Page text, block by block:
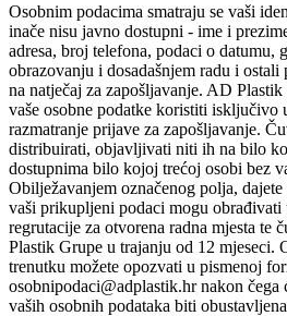
Osobnim podacima smatraju se vaši
inače nisu javno dostupni - ime i
adresa, broj telefona, podaci o datumu,
obrazovanju i dosadašnjem radu i
na natječaj za zapošljavanje. AD
vaše osobne podatke koristiti isključivo
razmatranje prijave za zapošljavanje.
distribuirati, objavljivati niti ih na bilo
dostupnima bilo kojoj trećoj osobi bez
Obilježavanjem označenog polja,
vaši prikupljeni podaci mogu obrađivati
regrutacije za otvorena radna mjesta te
Plastik Grupe u trajanju od 12 mjeseci.
trenutku možete opozvati u pismenoj
osobnipodaci@adplastik.hr nakon čega
vaših osobnih podataka biti